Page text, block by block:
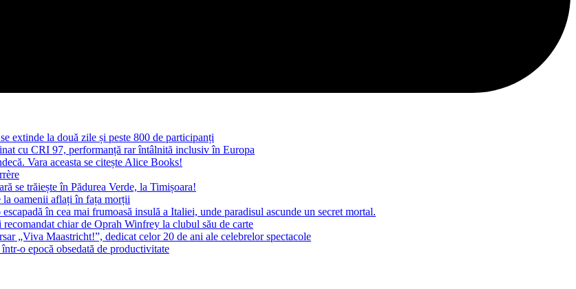
extinde la două zile și peste 800 de participanți
cu CRI 97, performanță rar întâlnită inclusiv în Europa
Vara aceasta se citește Alice Books!
se trăiește în Pădurea Verde, la Timișoara!
oamenii aflați în fața morții
în cea mai frumoasă insulă a Italiei, unde paradisul ascunde un secret mortal.
chiar de Oprah Winfrey la clubul său de carte
„Viva Maastricht!”, dedicat celor 20 de ani ale celebrelor spectacole
o epocă obsedată de productivitate